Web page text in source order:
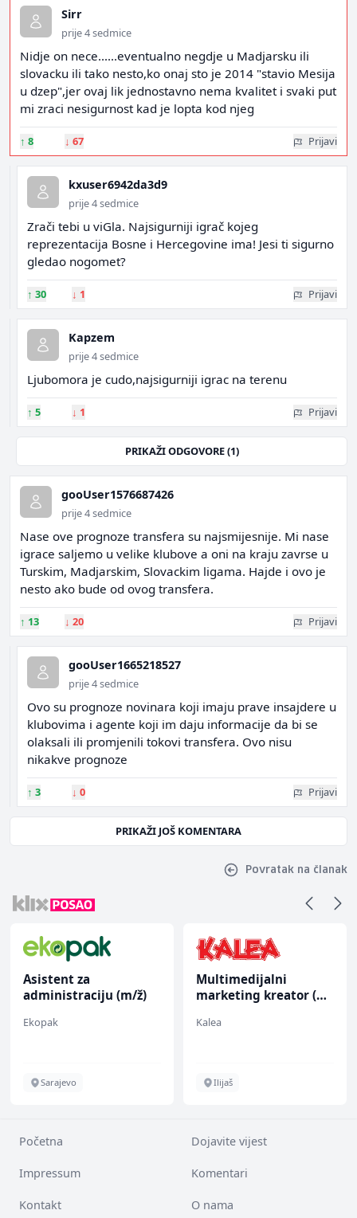
Sirr
prije 4 sedmice
Nidje on nece......eventualno negdje u Madjarsku ili
slovacku ili tako nesto,ko onaj sto je 2014 "stavio Mesija
u dzep",jer ovaj lik jednostavno nema kvalitet i svaki put
mi zraci nesigurnost kad je lopta kod njeg
↑ 8 ↓ 67 Prijavi
kxuser6942da3d9
prije 4 sedmice
Zrači tebi u viGla. Najsigurniji igrač kojeg
reprezentacija Bosne i Hercegovine ima! Jesi ti sigurno
gledao nogomet?
↑ 30 ↓ 1 Prijavi
Kapzem
prije 4 sedmice
Ljubomora je cudo,najsigurniji igrac na terenu
↑ 5 ↓ 1 Prijavi
PRIKAŽI ODGOVORE (1)
gooUser1576687426
prije 4 sedmice
Nase ove prognoze transfera su najsmijesnije. Mi nase
igrace saljemo u velike klubove a oni na kraju zavrse u
Turskim, Madjarskim, Slovackim ligama. Hajde i ovo je
nesto ako bude od ovog transfera.
↑ 13 ↓ 20 Prijavi
gooUser1665218527
prije 4 sedmice
Ovo su prognoze novinara koji imaju prave insajdere u
klubovima i agente koji im daju informacije da bi se
olaksali ili promjenili tokovi transfera. Ovo nisu
nikakve prognoze
↑ 3 ↓ 0 Prijavi
PRIKAŽI JOŠ KOMENTARA
Povratak na članak
Asistent za
administraciju (m/ž)
Ekopak
Sarajevo
Multimedijalni
marketing kreator (m/
Kalea
Ilijaš
Početna Dojavite vijest
Impressum Komentari
Kontakt O nama